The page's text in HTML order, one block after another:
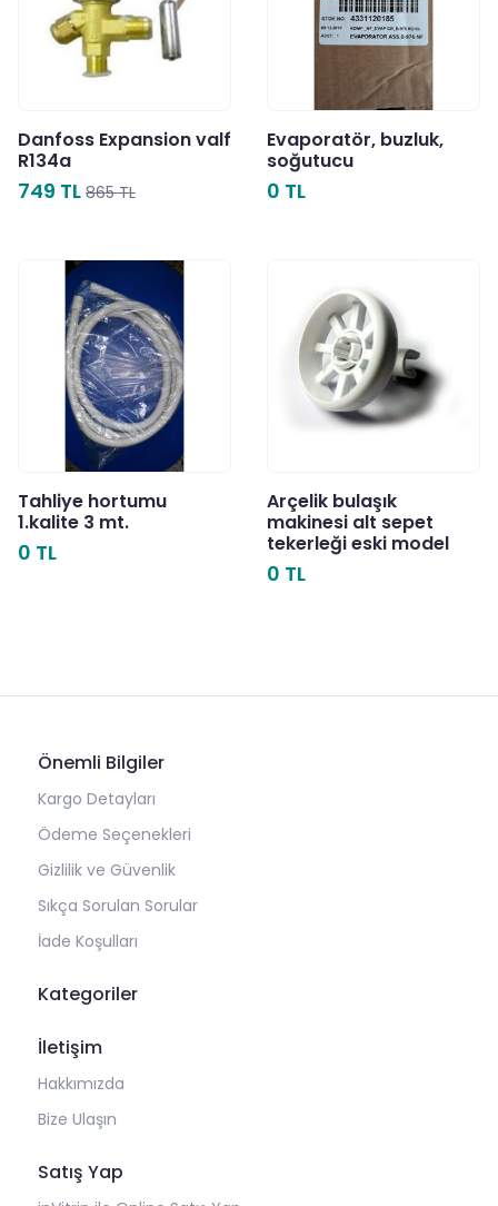
Danfoss Expansion valf
R134a
749 TL 865 TL
Evaporatör, buzluk,
soğutucu
0 TL
Tahliye hortumu
1.kalite 3 mt.
0 TL
Arçelik bulaşık
makinesi alt sepet
tekerleği eski model
0 TL
Önemli Bilgiler
Kargo Detayları
Ödeme Seçenekleri
Gizlilik ve Güvenlik
Sıkça Sorulan Sorular
İade Koşulları
Kategoriler
İletişim
Hakkımızda
Bize Ulaşın
Satış Yap